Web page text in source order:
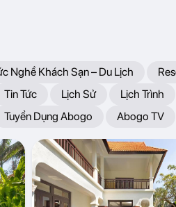
Nghề Khách Sạn – Du Lịch
Tin Tức Lịch Sử Lịch Trình
Tuyển Dụng Abogo Abogo TV